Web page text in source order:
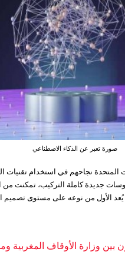
صورة تعبر عن الذكاء الاصطناعي
المتحدة نجاحهم في استخدام تقنيات
جديدة كاملة التركيب، تمكنت من
يُعد الأول من نوعه على مستوى تصميم
بين وزارة الأوقاف المغربية